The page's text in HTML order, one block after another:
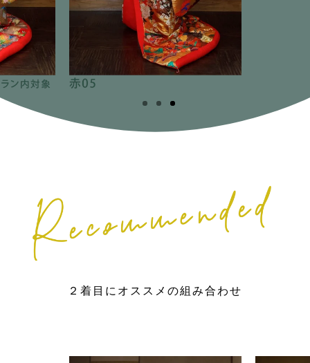
２着目にオススメの組み合わせ